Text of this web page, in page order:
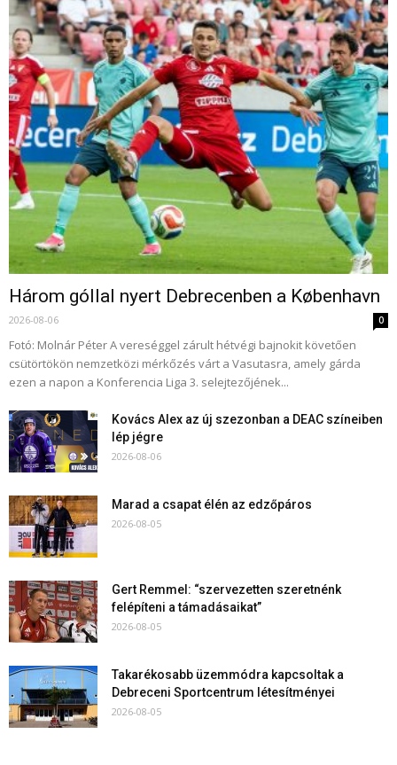
Három góllal nyert Debrecenben a København
2026-08-06 0
Fotó: Molnár Péter A vereséggel zárult hétvégi bajnokit követően
csütörtökön nemzetközi mérkőzés várt a Vasutasra, amely gárda
ezen a napon a Konferencia Liga 3. selejtezőjének...
Kovács Alex az új szezonban a DEAC színeiben
lép jégre
2026-08-06
Marad a csapat élén az edzőpáros
2026-08-05
Gert Remmel: “szervezetten szeretnénk
felépíteni a támadásaikat”
2026-08-05
Takarékosabb üzemmódra kapcsoltak a
Debreceni Sportcentrum létesítményei
2026-08-05